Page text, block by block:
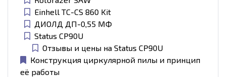
Einhell TC-CS 860 Kit
ДИОЛД ДП-0,55 МФ
Status CP90U
Отзывы и цены на Status CP90U
Конструкция циркулярной пилы и принцип
её работы